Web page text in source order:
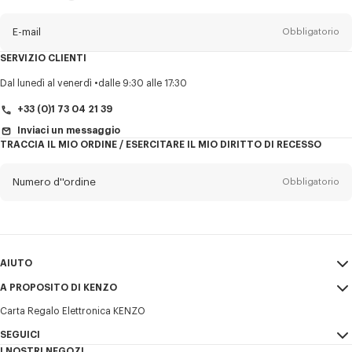
E-mail Obbligatorio
TitoloObbligatorio
che possono essere personalizzati, in particolare sui social network e
SERVIZIO CLIENTI
Dal lunedì al venerdì dalle 9:30 alle 17:30
+33 (0)1 73 04 21 39
Inviaci un messaggio
TRACCIA IL MIO ORDINE / ESERCITARE IL MIO DIRITTO DI RECESSO
Numero d''ordine Obbligatorio
AIUTO
Il mio account
Guida alle taglie
FAQ
A PROPOSITO DI KENZO
Condizioni di vendita
Note Legali e Termini di utilizzo
Carta Regalo Elettronica KENZO
SEGUICI